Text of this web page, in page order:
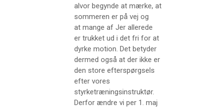
alvor begynde at mærke, at
sommeren er på vej og
at mange af Jer allerede
er trukket ud i det fri for at
dyrke motion. Det betyder
dermed også at der ikke er
den store efterspørgsels
efter vores
styrketræningsinstruktør.
Derfor ændre vi per 1. maj